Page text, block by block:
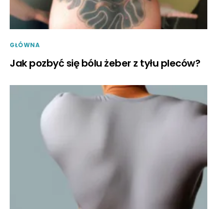
GŁÓWNA
Jak pozbyć się bólu żeber z tyłu pleców?